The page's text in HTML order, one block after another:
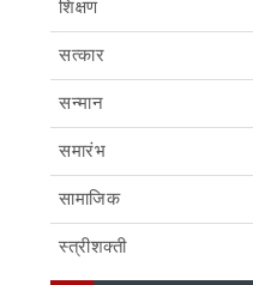
शिक्षण
सत्कार
सन्मान
समारंभ
सामाजिक
स्त्रीशक्ती